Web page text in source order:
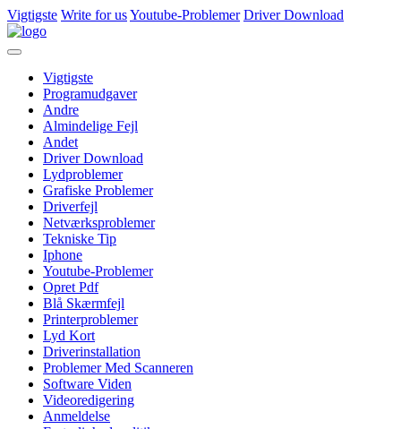
Vigtigste Write for usYoutube-Problemer Driver Download
Vigtigste
Programudgaver
Andre
Almindelige Fejl
Andet
Driver Download
Lydproblemer
Grafiske Problemer
Driverfejl
Netværksproblemer
Tekniske Tip
Iphone
Youtube-Problemer
Opret Pdf
Blå Skærmfejl
Printerproblemer
Lyd Kort
Driverinstallation
Problemer Med Scanneren
Software Viden
Videoredigering
Anmeldelse